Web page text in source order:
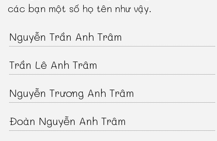
các bạn một số họ tên như vậy.
Nguyễn Trần Anh Trâm
Trần Lê Anh Trâm
Nguyễn Trương Anh Trâm
Đoàn Nguyễn Anh Trâm